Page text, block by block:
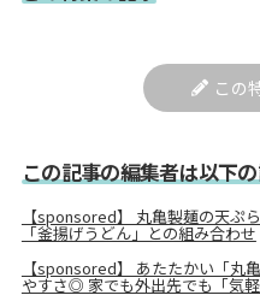
この
この記事の編集者は以下
【sponsored】 丸亀製麺の天ぷ
「釜揚げうどん」との組み合わせ
【sponsored】 あたたかい「丸
やすさ◎ 家でも外出先でも「気